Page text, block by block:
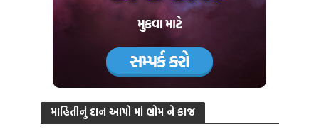
માહિતીનું દાન આપો માં ભોમ ને કાજ